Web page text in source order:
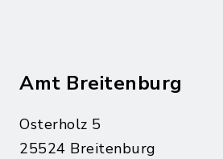
Amt Breitenburg
Osterholz 5
25524 Breitenburg